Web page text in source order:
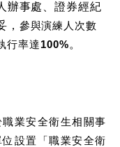
辦事處、證券經紀
， 參與演練人次數
行率達100%。
業安全衛生相關事
設置「職業安全衛